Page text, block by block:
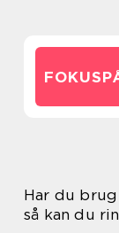
Har du
så kan du